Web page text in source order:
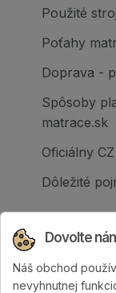
Použité
Poťahy
Doprava -
Spôsoby
matrace.sk
Oficiálny
Dôležité
Spoločnosť
Dovolte
Náš obchod
nevyhnutnej